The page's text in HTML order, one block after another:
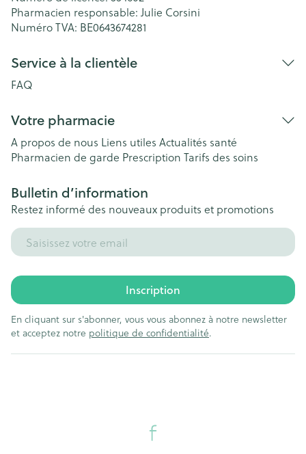
Pharmacien responsable: Julie Corsini
Numéro TVA: BE0643674281
Service à la clientèle
FAQ
Votre pharmacie
A propos de nous Liens utiles Actualités santé
Pharmacien de garde Prescription Tarifs des soins
Bulletin d’information
Restez informé des nouveaux produits et promotions
Adresse mail
Inscription
En cliquant sur s'abonner, vous vous abonnez à notre newsletter
et acceptez notre politique de confidentialité.